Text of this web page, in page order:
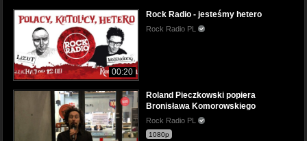
00:20
Rock Radio - jesteśmy hetero
Rock Radio PL
Roland Pieczkowski popiera
Bronisława Komorowskiego
Rock Radio PL
1080p